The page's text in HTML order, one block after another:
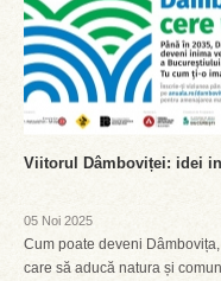
Viitorul Dâmboviței: idei
05 Noi 2025
Cum poate deveni
care să aducă natura și